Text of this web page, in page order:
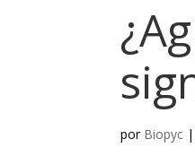
por Biopyc |